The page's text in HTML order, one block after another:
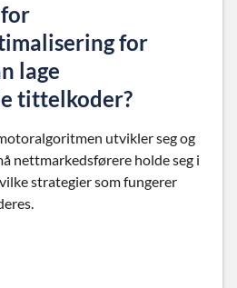
for
lage
tittelkoder?
utvikler seg og
nettmarkedsførere holde seg i
strategier som fungerer